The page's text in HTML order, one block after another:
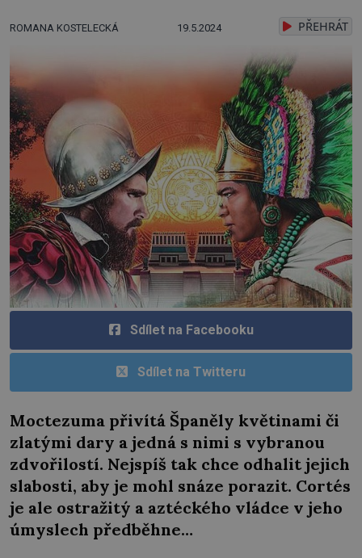
ROMANA KOSTELECKÁ 19.5.2024 PŘEHRÁT
Sdílet na Facebooku
Sdílet na Twitteru
Moctezuma přivítá Španěly květinami či
zlatými dary a jedná s nimi s vybranou
zdvořilostí. Nejspíš tak chce odhalit jejich
slabosti, aby je mohl snáze porazit. Cortés
je ale ostražitý a aztéckého vládce v jeho
úmyslech předběhne…